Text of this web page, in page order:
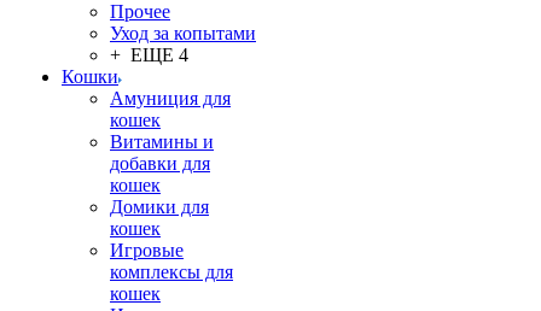
Прочее
Уход за копытами
+ ЕЩЕ 4
Кошки
Амуниция для
кошек
Витамины и
добавки для
кошек
Домики для
кошек
Игровые
комплексы для
кошек